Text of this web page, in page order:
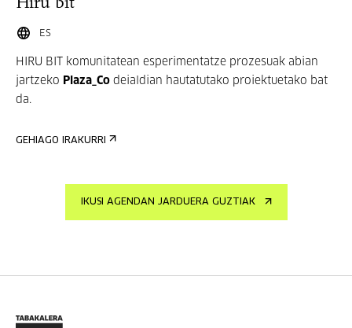
ES
HIRU BIT
komunitatean esperimentatze prozesuak abian
jartzeko Plaza_Co deialdian hautatutako proiektuetako bat
da.
GEHIAGO IRAKURRI
IKUSI AGENDAN JARDUERA GUZTIAK